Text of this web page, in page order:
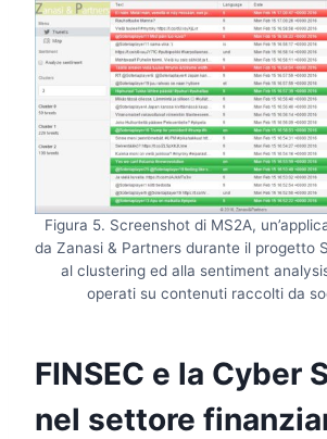
Figura 5. Screenshot di MS2A,
da Zanasi & Partners durante il progetto
al clustering ed alla sentiment
operati su contenuti raccolti da
FINSEC e la Cyber
nel settore